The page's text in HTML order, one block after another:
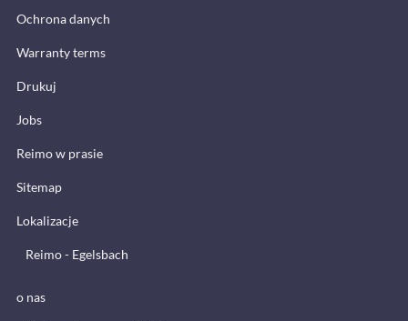
Ochrona danych
Warranty terms
Drukuj
Jobs
Reimo w prasie
Sitemap
Lokalizacje
Reimo - Egelsbach
o nas